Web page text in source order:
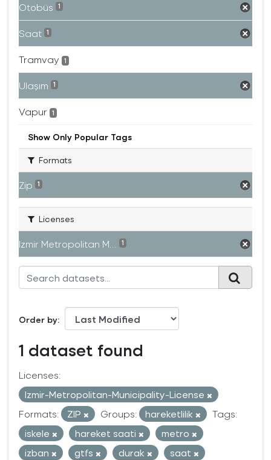
Otobüs 1
Saat 1
Tramvay 1
Ulaşım 1
Vapur 1
Show Only Popular Tags
Formats
Zip 1
Licenses
Izmir Metropolitan M... 1
Order by
1 dataset found
Licenses:
Izmir-Metropolitan-Municipality-License
Formats:
ZIP Groups: hareketlilik
Tags:
iskele
hareket saati
metro
izban
gtfs durak
saat